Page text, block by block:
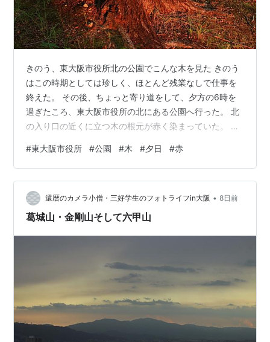
きのう、東大阪市役所北の公園でこんな木を見た きのう
はこの時期としては珍しく、ほとんど残業なしで仕事を
終えた。 その後、ちょっと寄り道をして、夕方の6時を
過ぎたころ、東大阪市役所の北にある公園へ行った。 北
の入り口の近くに立つ木の根元が赤く染まっていた。 西
でいた。 この公園へは毎日のように行っているが、夕日
に照らされた木を意識したのは初めてだった。 赤い木を
見て、「いつもの場所でも、新しいものは見つかるもん
だな」と思った。 夕日に照らされた木。根元だけでな
く、真ん中あたりも一部が赤く染まっていた
#東大阪市役所 #公園 #木 #夕日 #赤
還暦のカメラ小僧・三好学生のフォトライフin大阪 • 8日前
葛城山・金剛山そして六甲山